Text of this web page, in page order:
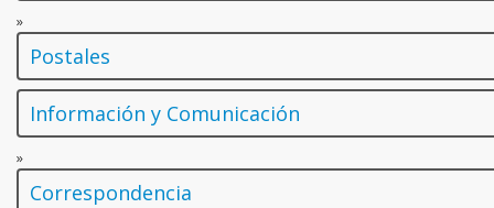
»
Postales
Información y Comunicación
»
Correspondencia